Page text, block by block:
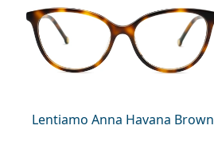
Lentiamo Anna Havana Brown